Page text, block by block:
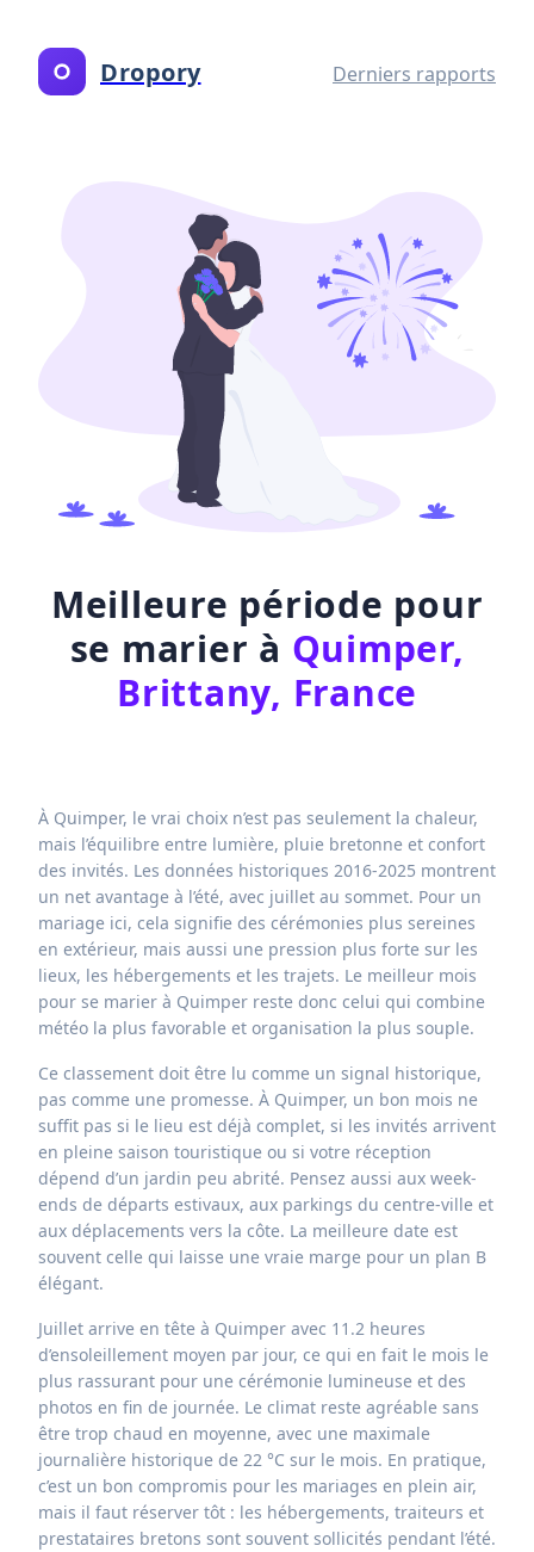
Dropory Derniers rapports
Meilleure période pour
se marier à Quimper,
Brittany, France
À Quimper, le vrai choix n’est pas seulement la chaleur,
mais l’équilibre entre lumière, pluie bretonne et confort
des invités. Les données historiques 2016-2025 montrent
un net avantage à l’été, avec juillet au sommet. Pour un
mariage ici, cela signifie des cérémonies plus sereines
en extérieur, mais aussi une pression plus forte sur les
lieux, les hébergements et les trajets. Le meilleur mois
pour se marier à Quimper reste donc celui qui combine
météo la plus favorable et organisation la plus souple.
Ce classement doit être lu comme un signal historique,
pas comme une promesse. À Quimper, un bon mois ne
suffit pas si le lieu est déjà complet, si les invités arrivent
en pleine saison touristique ou si votre réception
dépend d’un jardin peu abrité. Pensez aussi aux week-
ends de départs estivaux, aux parkings du centre-ville et
aux déplacements vers la côte. La meilleure date est
souvent celle qui laisse une vraie marge pour un plan B
élégant.
Juillet arrive en tête à Quimper avec 11.2 heures
d’ensoleillement moyen par jour, ce qui en fait le mois le
plus rassurant pour une cérémonie lumineuse et des
photos en fin de journée. Le climat reste agréable sans
être trop chaud en moyenne, avec une maximale
journalière historique de 22 °C sur le mois. En pratique,
c’est un bon compromis pour les mariages en plein air,
mais il faut réserver tôt : les hébergements, traiteurs et
prestataires bretons sont souvent sollicités pendant l’été.